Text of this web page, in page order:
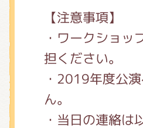
【注意事項】
・ワークショ
担ください。
・2019年度公
ん。
・当日の連絡は